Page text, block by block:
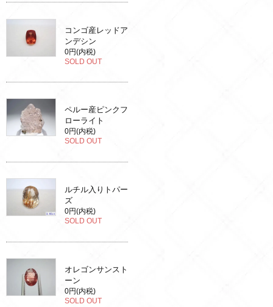
コンゴ産レッドア
ンデシン
0円(内税)
SOLD OUT
ペルー産ピンクフ
ローライト
0円(内税)
SOLD OUT
ルチル入りトパー
ズ
0円(内税)
SOLD OUT
オレゴンサンスト
ーン
0円(内税)
SOLD OUT